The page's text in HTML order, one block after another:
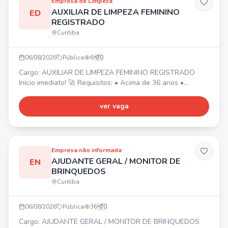
9 9782-0299
ED
AUXILIAR DE LIMPEZA FEMININO
REGISTRADO
Curitiba
06/08/2026 Pública 6 0
Cargo: AUXILIAR DE LIMPEZA FEMININO REGISTRADO
Início imediato! 🚀 Requisitos: • Acima de 36 anos •
próximo aos bairros Água Verde e Boqueirão 📍 Jornada
de trabalho: • Seg, Qua, Sex: 7h às 11h (Água Verde) ⏰ •
ver vaga
EN
Empresa não informada
AJUDANTE GERAL / MONITOR DE
BRINQUEDOS
Curitiba
06/08/2026 Pública 36 0
Cargo: AJUDANTE GERAL / MONITOR DE BRINQUEDOS